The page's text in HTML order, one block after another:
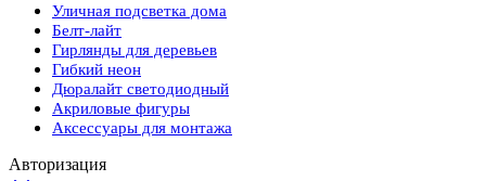
Уличная подсветка дома
Белт-лайт
Гирлянды для деревьев
Гибкий неон
Дюралайт светодиодный
Акриловые фигуры
Аксессуары для монтажа
Авторизация